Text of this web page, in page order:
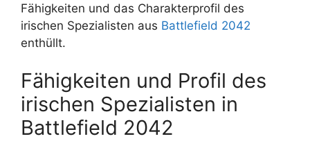
Fähigkeiten und das Charakterprofil des
irischen Spezialisten aus Battlefield 2042
enthüllt.
Fähigkeiten und Profil des
irischen Spezialisten in
Battlefield 2042